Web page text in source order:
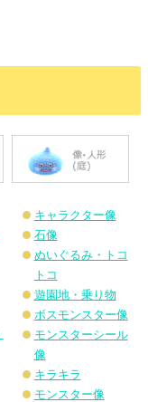
キャラクター像
石像
ぬいぐるみ・トコ
トコ
遊園地・乗り物
ボスモンスター像
モンスターシール
像
キラキラ
モンスター像